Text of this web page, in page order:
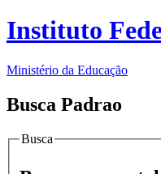
Instituto
Ministério da Educação
Busca Padrao
Busca